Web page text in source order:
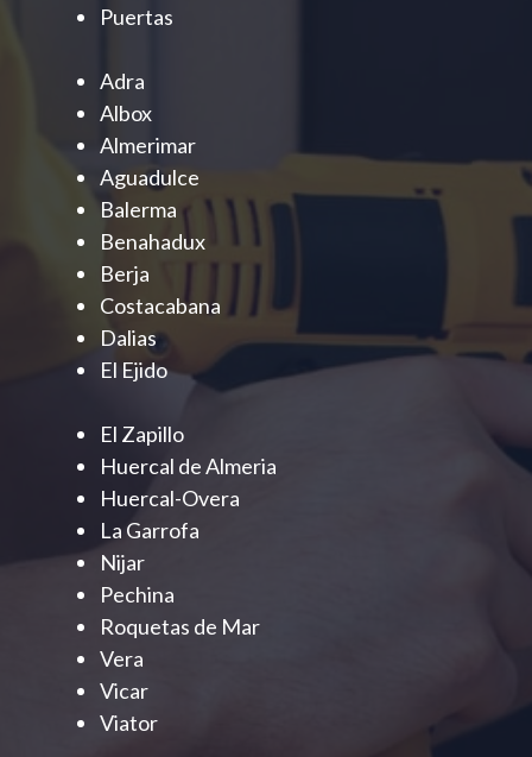
Puertas
Adra
Albox
Almerimar
Aguadulce
Balerma
Benahadux
Berja
Costacabana
Dalias
El Ejido
El Zapillo
Huercal de Almeria
Huercal-Overa
La Garrofa
Nijar
Pechina
Roquetas de Mar
Vera
Vicar
Viator